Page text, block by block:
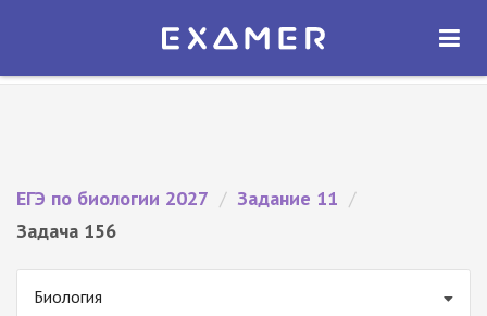
Экзамер — ЕГЭ 2027
ОТКРЫТЬ
ЕГЭ по биологии 2027 / Задание 11 /
Задача 156
Биология